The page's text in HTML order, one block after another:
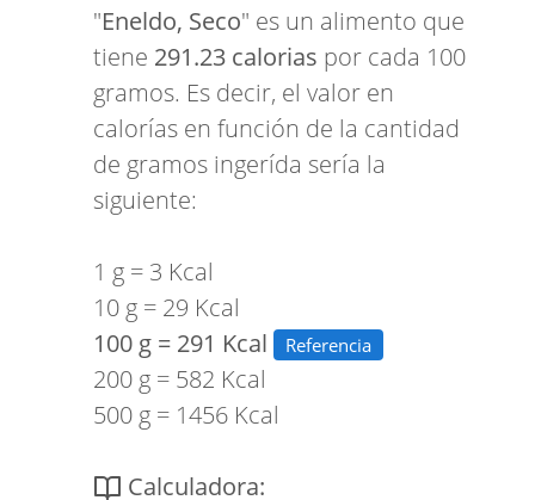
"Eneldo, Seco" es un alimento que
tiene 291.23 calorias por cada 100
gramos. Es decir, el valor en
calorías en función de la cantidad
de gramos ingerída sería la
siguiente:
1 g = 3 Kcal
10 g = 29 Kcal
100 g = 291 Kcal
Referencia
200 g = 582 Kcal
500 g = 1456 Kcal
Calculadora: